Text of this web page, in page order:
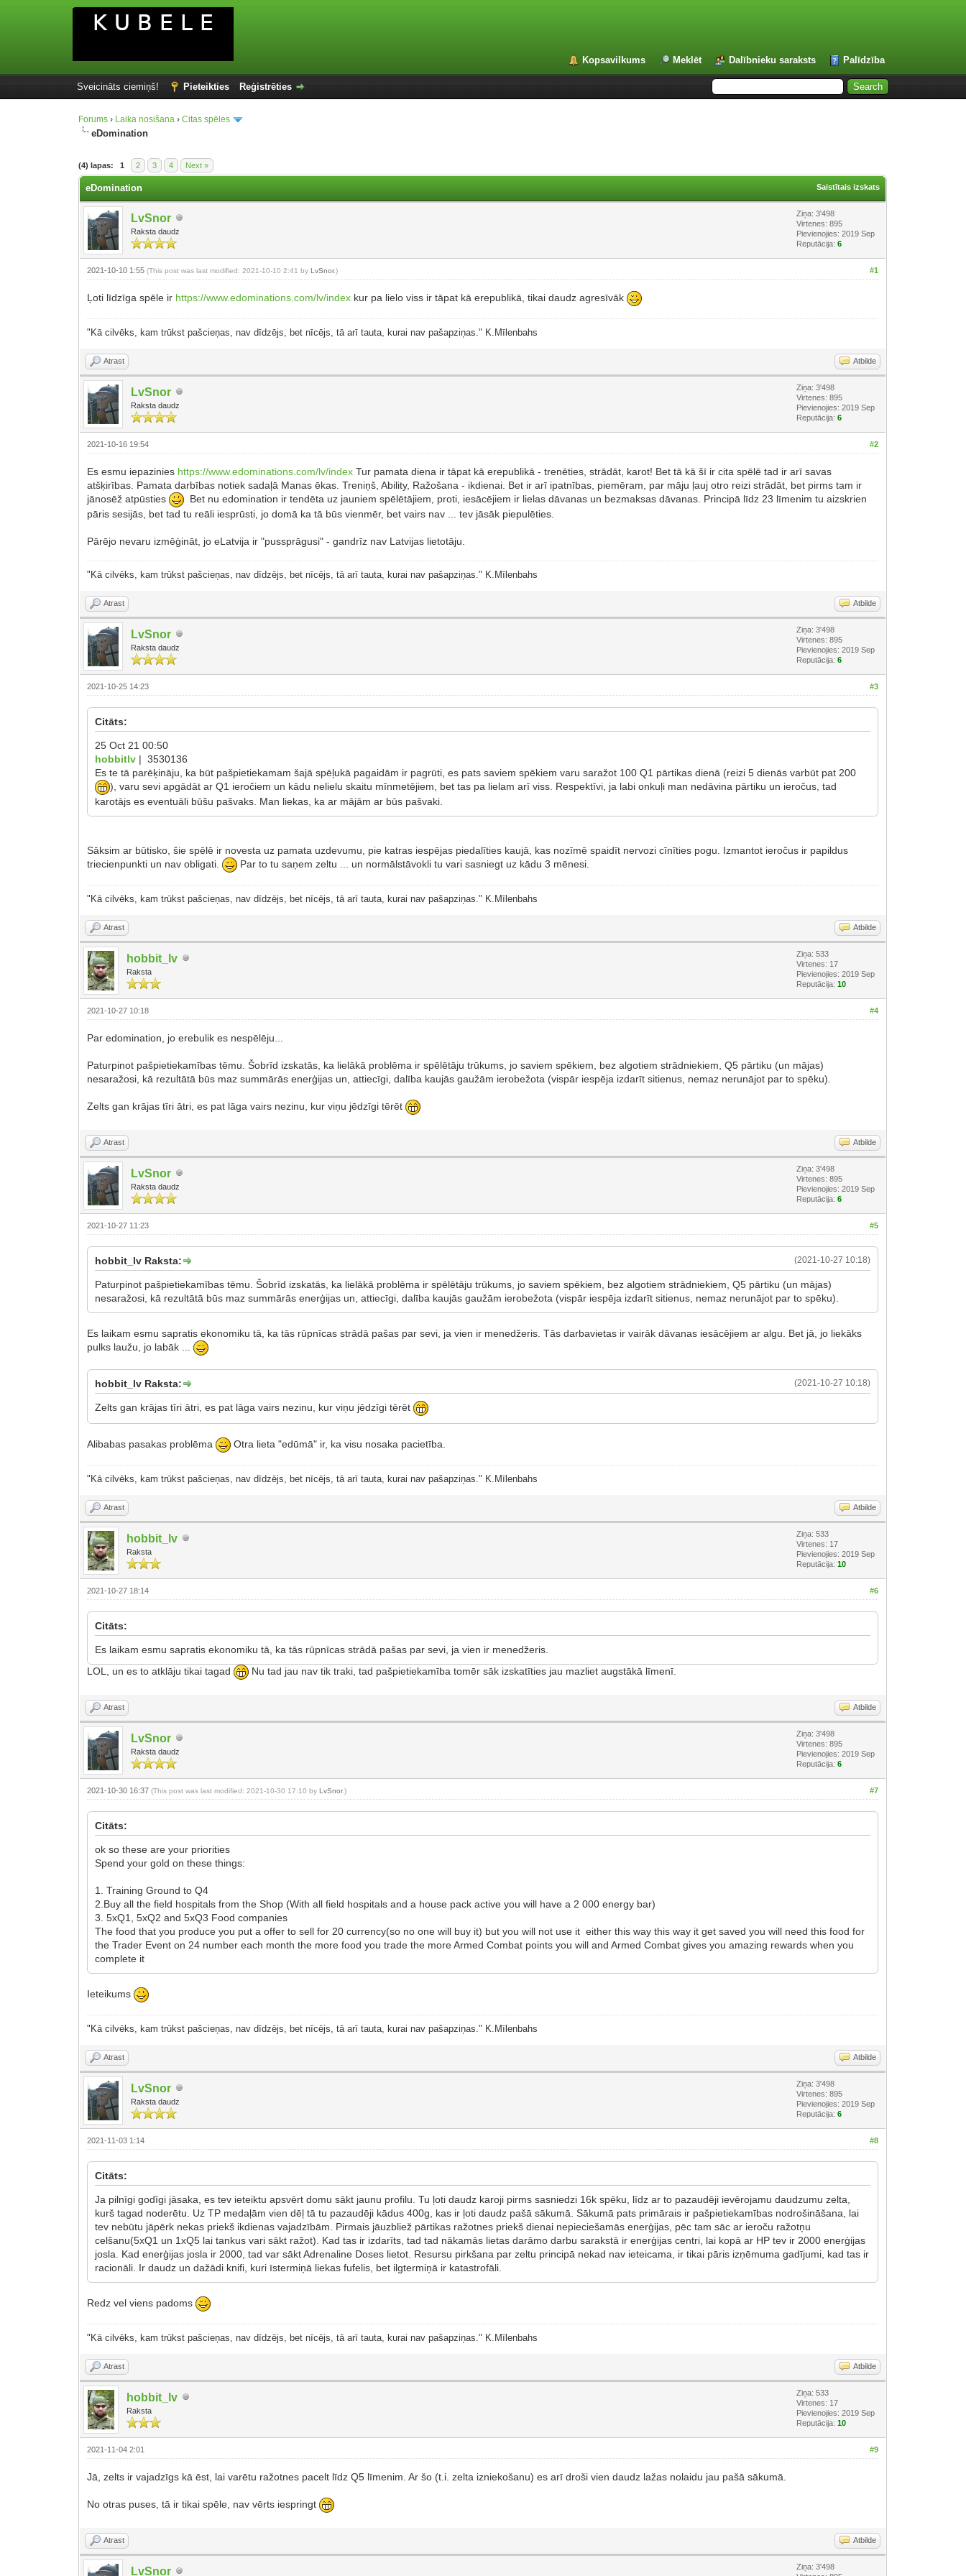
Kopsavilkums Meklēt Dalībnieku saraksts Palīdzība
Sveicināts ciemiņš! Pieteikties Reģistrēties
Forums › Laika nosišana ›Citas spēles
eDomination
(4) lapas: 1 2 3 4 Next »
Saistītais izskats
eDomination
LvSnor
Raksta daudz
Ziņa: 3'498
Virtenes: 895
Pievienojies: 2019 Sep
Reputācija:6
#1
2021-10-10 1:55(This post was last modified: 2021-10-10 2:41 byLvSnor.)
Ļoti līdzīga spēle ir https://www.edominations.com/lv/index kur pa lielo viss ir tāpat kā erepublikā, tikai daudz agresīvāk
"Kā cilvēks, kam trūkst pašcieņas, nav dīdzējs, bet nīcējs, tā arī tauta, kurai nav pašapziņas." K.Mīlenbahs
Atrast Atbilde
LvSnor
Raksta daudz
Ziņa: 3'498
Virtenes: 895
Pievienojies: 2019 Sep
Reputācija:6
#2
2021-10-16 19:54
Es esmu iepazinies https://www.edominations.com/lv/index Tur pamata diena ir tāpat kā erepublikā - trenēties, strādāt, karot! Bet tā kā šī ir cita spēlē tad ir arī savas
atšķirības. Pamata darbības notiek sadaļā Manas ēkas. Treniņš, Ability, Ražošana - ikdienai. Bet ir arī ipatnības, piemēram, par māju ļauj otro reizi strādāt, bet pirms tam ir
jānosēž atpūsties
Bet nu edomination ir tendēta uz jauniem spēlētājiem, proti, iesācējiem ir lielas dāvanas un bezmaksas dāvanas. Principā līdz 23 līmenim tu aizskrien
pāris sesijās, bet tad tu reāli iesprūsti, jo domā ka tā būs vienmēr, bet vairs nav ... tev jāsāk piepulēties.
Pārējo nevaru izmēģināt, jo eLatvija ir "pussprāgusi" - gandrīz nav Latvijas lietotāju.
"Kā cilvēks, kam trūkst pašcieņas, nav dīdzējs, bet nīcējs, tā arī tauta, kurai nav pašapziņas." K.Mīlenbahs
Atrast Atbilde
LvSnor
Raksta daudz
Ziņa: 3'498
Virtenes: 895
Pievienojies: 2019 Sep
Reputācija:6
#3
2021-10-25 14:23
Citāts:
25 Oct 21 00:50
hobbitlv | 3530136
Es te tā parēķināju, ka būt pašpietiekamam šajā spēļukā pagaidām ir pagrūti, es pats saviem spēkiem varu saražot 100 Q1 pārtikas dienā (reizi 5 dienās varbūt pat 200
), varu sevi apgādāt ar Q1 ieročiem un kādu nelielu skaitu mīnmetējiem, bet tas pa lielam arī viss. Respektīvi, ja labi onkuļi man nedāvina pārtiku un ieročus, tad
karotājs es eventuāli būšu pašvaks. Man liekas, ka ar mājām ar būs pašvaki.
Sāksim ar būtisko, šie spēlē ir novesta uz pamata uzdevumu, pie katras iespējas piedalīties kaujā, kas nozīmē spaidīt nervozi cīnīties pogu. Izmantot ieročus ir papildus
triecienpunkti un nav obligati.
Par to tu saņem zeltu ... un normālstāvokli tu vari sasniegt uz kādu 3 mēnesi.
"Kā cilvēks, kam trūkst pašcieņas, nav dīdzējs, bet nīcējs, tā arī tauta, kurai nav pašapziņas." K.Mīlenbahs
Atrast Atbilde
hobbit_lv
Raksta
Ziņa: 533
Virtenes: 17
Pievienojies: 2019 Sep
Reputācija:10
#4
2021-10-27 10:18
Par edomination, jo erebulik es nespēlēju...
Paturpinot pašpietiekamības tēmu. Šobrīd izskatās, ka lielākā problēma ir spēlētāju trūkums, jo saviem spēkiem, bez algotiem strādniekiem, Q5 pārtiku (un mājas)
nesaražosi, kā rezultātā būs maz summārās enerģijas un, attiecīgi, dalība kaujās gaužām ierobežota (vispār iespēja izdarīt sitienus, nemaz nerunājot par to spēku).
Zelts gan krājas tīri ātri, es pat lāga vairs nezinu, kur viņu jēdzīgi tērēt
Atrast Atbilde
LvSnor
Raksta daudz
Ziņa: 3'498
Virtenes: 895
Pievienojies: 2019 Sep
Reputācija:6
#5
2021-10-27 11:23
(2021-10-27 10:18)
hobbit_lv Raksta:
Paturpinot pašpietiekamības tēmu. Šobrīd izskatās, ka lielākā problēma ir spēlētāju trūkums, jo saviem spēkiem, bez algotiem strādniekiem, Q5 pārtiku (un mājas)
nesaražosi, kā rezultātā būs maz summārās enerģijas un, attiecīgi, dalība kaujās gaužām ierobežota (vispār iespēja izdarīt sitienus, nemaz nerunājot par to spēku).
Es laikam esmu sapratis ekonomiku tā, ka tās rūpnīcas strādā pašas par sevi, ja vien ir menedžeris. Tās darbavietas ir vairāk dāvanas iesācējiem ar algu. Bet jā, jo liekāks
pulks laužu, jo labāk ...
(2021-10-27 10:18)
hobbit_lv Raksta:
Zelts gan krājas tīri ātri, es pat lāga vairs nezinu, kur viņu jēdzīgi tērēt
Alibabas pasakas problēma Otra lieta "edūmā" ir, ka visu nosaka pacietība.
"Kā cilvēks, kam trūkst pašcieņas, nav dīdzējs, bet nīcējs, tā arī tauta, kurai nav pašapziņas." K.Mīlenbahs
Atrast Atbilde
hobbit_lv
Raksta
Ziņa: 533
Virtenes: 17
Pievienojies: 2019 Sep
Reputācija:10
#6
2021-10-27 18:14
Citāts:
Es laikam esmu sapratis ekonomiku tā, ka tās rūpnīcas strādā pašas par sevi, ja vien ir menedžeris.
LOL, un es to atklāju tikai tagad
Nu tad jau nav tik traki, tad pašpietiekamība tomēr sāk izskatīties jau mazliet augstākā līmenī.
Atrast Atbilde
LvSnor
Raksta daudz
Ziņa: 3'498
Virtenes: 895
Pievienojies: 2019 Sep
Reputācija:6
#7
2021-10-30 16:37(This post was last modified: 2021-10-30 17:10 byLvSnor.)
Citāts:
ok so these are your priorities
Spend your gold on these things:
1. Training Ground to Q4
2.Buy all the field hospitals from the Shop (With all field hospitals and a house pack active you will have a 2 000 energy bar)
3. 5xQ1, 5xQ2 and 5xQ3 Food companies
The food that you produce you put a offer to sell for 20 currency(so no one will buy it) but you will not use it either this way this way it get saved you will need this food for
the Trader Event on 24 number each month the more food you trade the more Armed Combat points you will and Armed Combat gives you amazing rewards when you
complete it
Ieteikums
"Kā cilvēks, kam trūkst pašcieņas, nav dīdzējs, bet nīcējs, tā arī tauta, kurai nav pašapziņas." K.Mīlenbahs
Atrast Atbilde
LvSnor
Raksta daudz
Ziņa: 3'498
Virtenes: 895
Pievienojies: 2019 Sep
Reputācija:6
#8
2021-11-03 1:14
Citāts:
Ja pilnīgi godīgi jāsaka, es tev ieteiktu apsvērt domu sākt jaunu profilu. Tu ļoti daudz karoji pirms sasniedzi 16k spēku, līdz ar to pazaudēji ievērojamu daudzumu zelta,
kurš tagad noderētu. Uz TP medaļām vien dēļ tā tu pazaudēji kādus 400g, kas ir ļoti daudz pašā sākumā. Sākumā pats primārais ir pašpietiekamības nodrošināšana, lai
tev nebūtu jāpērk nekas priekš ikdienas vajadzībām. Pirmais jāuzbliež pārtikas ražotnes priekš dienai nepieciešamās enerģijas, pēc tam sāc ar ieroču ražotņu
celšanu(5xQ1 un 1xQ5 lai tankus vari sākt ražot). Kad tas ir izdarīts, tad tad nākamās lietas darāmo darbu sarakstā ir enerģijas centri, lai kopā ar HP tev ir 2000 enerģijas
josla. Kad enerģijas josla ir 2000, tad var sākt Adrenaline Doses lietot. Resursu pirkšana par zeltu principā nekad nav ieteicama, ir tikai pāris izņēmuma gadījumi, kad tas ir
racionāli. Ir daudz un dažādi knifi, kuri īstermiņā liekas fufelis, bet ilgtermiņā ir katastrofāli.
Redz vel viens padoms
"Kā cilvēks, kam trūkst pašcieņas, nav dīdzējs, bet nīcējs, tā arī tauta, kurai nav pašapziņas." K.Mīlenbahs
Atrast Atbilde
hobbit_lv
Raksta
Ziņa: 533
Virtenes: 17
Pievienojies: 2019 Sep
Reputācija:10
#9
2021-11-04 2:01
Jā, zelts ir vajadzīgs kā ēst, lai varētu ražotnes pacelt līdz Q5 līmenim. Ar šo (t.i. zelta izniekošanu) es arī droši vien daudz lažas nolaidu jau pašā sākumā.
No otras puses, tā ir tikai spēle, nav vērts iespringt
Atrast Atbilde
LvSnor
Ziņa: 3'498